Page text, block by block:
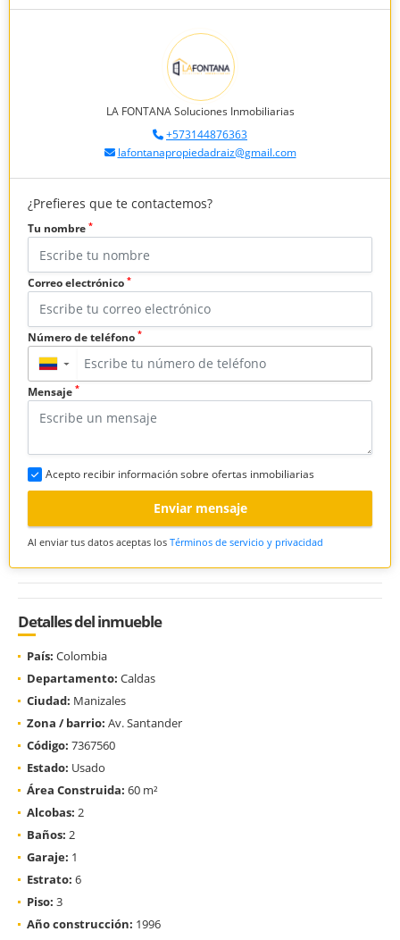
LA FONTANA Soluciones Inmobiliarias
+573144876363
lafontanapropiedadraiz@gmail.com
¿Prefieres que te contactemos?
Tu nombre *
Correo electrónico *
Número de teléfono *
▼
Mensaje *
Acepto recibir información sobre ofertas inmobiliarias
Enviar mensaje
Al enviar tus datos aceptas los Términos de servicio y privacidad
Detalles del inmueble
País: Colombia
Departamento: Caldas
Ciudad: Manizales
Zona / barrio: Av. Santander
Código: 7367560
Estado: Usado
Área Construida: 60 m²
Alcobas: 2
Baños: 2
Garaje: 1
Estrato: 6
Piso: 3
Año construcción: 1996